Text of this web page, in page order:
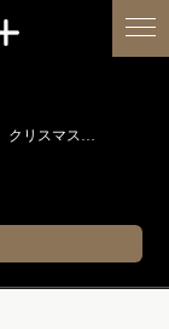
deco+（デコプラス）はプリザーブドフラワーから造花、クリスマス装飾、イルミネーションに至るまで扱う広島のディスプレイ専門ショップです。